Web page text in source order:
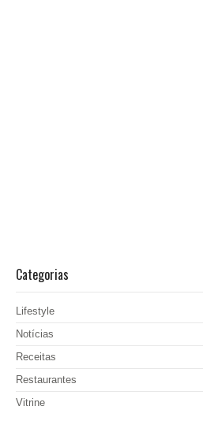
Categorias
Lifestyle
Notícias
Receitas
Restaurantes
Vitrine